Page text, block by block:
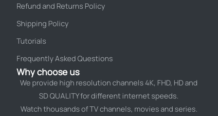
Refund and Returns Policy
Shipping Policy
Tutorials
Frequently Asked Questions
Why choose us
We provide high resolution channels 4K, FHD, HD and
SD QUALITY for different internet speeds.
Watch thousands of TV channels, movies and series.